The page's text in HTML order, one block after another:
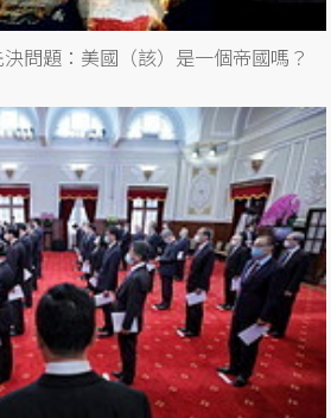
決問題：美國（該）是一個帝國嗎？